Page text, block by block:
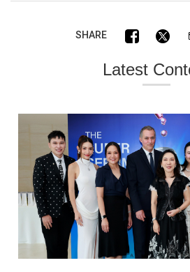
SHARE
Latest